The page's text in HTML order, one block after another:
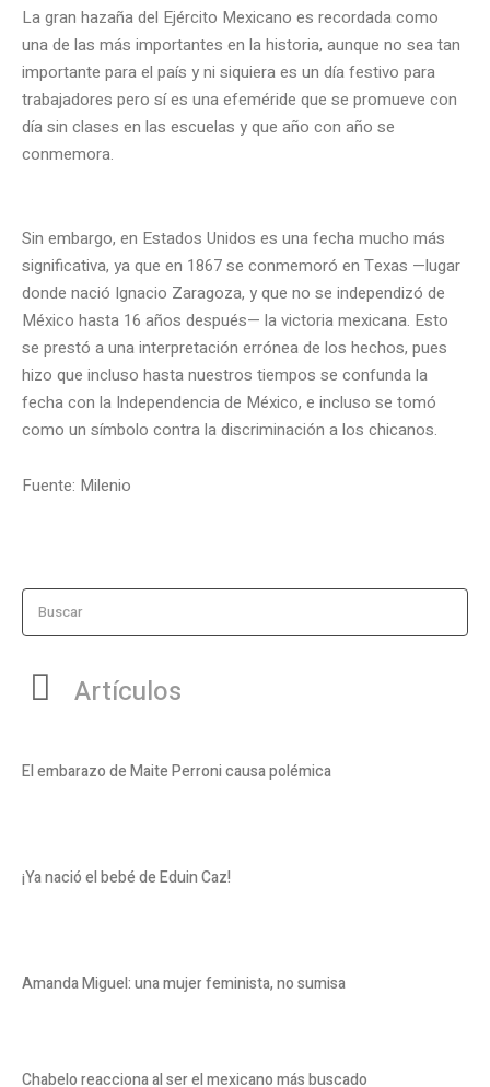
La gran hazaña del Ejército Mexicano es recordada como
una de las más importantes en la historia, aunque no sea tan
importante para el país y ni siquiera es un día festivo para
trabajadores pero sí es una efeméride que se promueve con
día sin clases en las escuelas y que año con año se
conmemora.
Sin embargo, en Estados Unidos es una fecha mucho más
significativa, ya que en 1867 se conmemoró en Texas —lugar
donde nació Ignacio Zaragoza, y que no se independizó de
México hasta 16 años después— la victoria mexicana. Esto
se prestó a una interpretación errónea de los hechos, pues
hizo que incluso hasta nuestros tiempos se confunda la
fecha con la Independencia de México, e incluso se tomó
como un símbolo contra la discriminación a los chicanos.
Fuente: Milenio
Buscar
Artículos
El embarazo de Maite Perroni causa polémica
¡Ya nació el bebé de Eduin Caz!
Amanda Miguel: una mujer feminista, no sumisa
Chabelo reacciona al ser el mexicano más buscado